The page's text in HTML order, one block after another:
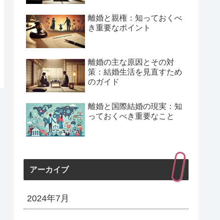
離婚と親権：知っておくべ
き重要なポイント
離婚の主な原因とその対
策：結婚生活を見直すため
のガイド
離婚と国際結婚の現実：知
っておくべき重要なこと
アーカイブ
2024年7月